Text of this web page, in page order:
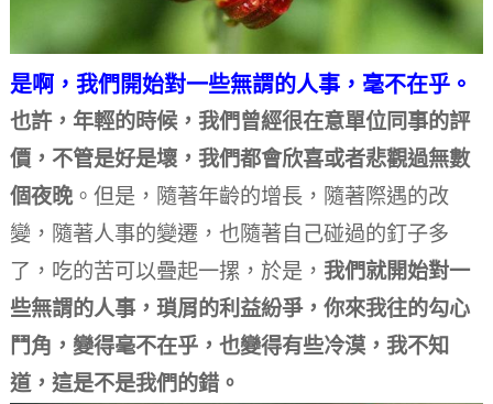
是啊，我們開始對一些無謂的人事，毫不在乎。
也許，年輕的時候，我們曾經很在意單位同事的評
價，不管是好是壞，我們都會欣喜或者悲觀過無數
個夜晚。 但是，隨著年齡的增長，隨著際遇的改
變，隨著人事的變遷，也隨著自己碰過的釘子多
了，吃的苦可以疊起一摞，於是， 我們就開始對一
些無謂的人事，瑣屑的利益紛爭，你來我往的勾心
鬥角，變得毫不在乎，也變得有些冷漠，我不知
道，這是不是我們的錯。